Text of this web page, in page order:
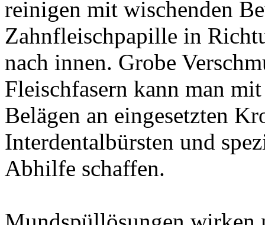
reinigen mit wischenden
Zahnfleischpapille in
nach innen. Grobe
Fleischfasern kann man
Belägen an eingesetzten
Interdentalbürsten und
Abhilfe schaffen.